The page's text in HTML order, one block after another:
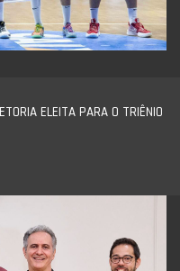
ELEITA PARA O TRIÊNIO